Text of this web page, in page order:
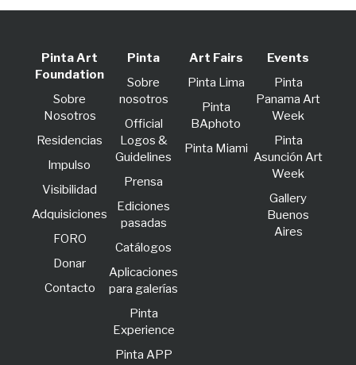
Pinta Art
Foundation
Sobre
Nosotros
Residencias
lmpulso
Visibilidad
Adquisiciones
FORO
Donar
Contacto
Pinta
Sobre
nosotros
Official
Logos &
Guidelines
Prensa
Ediciones
pasadas
Catálogos
Aplicaciones
para galerías
Pinta
Experience
Pinta APP
Art Fairs
Pinta Lima
Pinta
BAphoto
Pinta Miami
Events
Pinta
Panama Art
Week
Pinta
Asunción Art
Week
Gallery
Buenos
Aires